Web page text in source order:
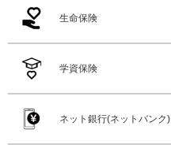
生命保険
学資保険
ネット銀行(ネットバンク)